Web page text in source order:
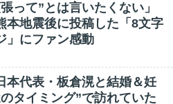
って”とは言いたくない」
本地震後に投稿した「8文字
」にファン感動
本代表・板倉滉と結婚＆妊
タイミング”で訪れていた